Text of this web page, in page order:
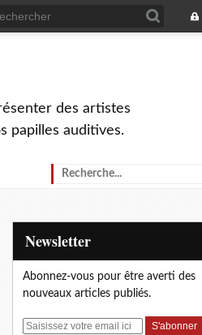
des artistes
papilles auditives.
Newsletter
Abonnez-vous pour être averti des
nouveaux articles publiés.
E